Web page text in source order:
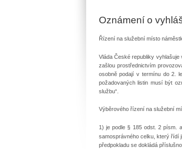
Oznámení o
Řízení na služební místo
Vláda České republiky
zašlou prostřednictvím
osobně podají v termínu do 2.
požadovaných listin musí být
službu“.
Výběrového řízení na služební
1) je podle § 185 odst. 2 písm.
samosprávného celku, který řídí
předpokladu se dokládá